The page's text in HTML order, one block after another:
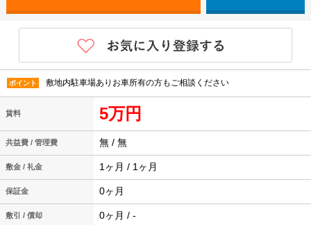
ポイント 敷地内駐車場ありお車所有の方もご相談ください
賃料 5万円
共益費 / 管理費 無 / 無
敷金 / 礼金 1ヶ月 / 1ヶ月
保証金 0ヶ月
敷引 / 償却 0ヶ月 / -